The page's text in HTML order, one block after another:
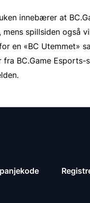
innebærer at
spillsiden også
en «BC Utemmet»
fra BC.Game